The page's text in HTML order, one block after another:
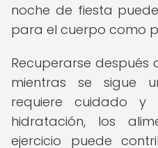
noche de fiesta
para el cuerpo como
Recuperarse después
mientras se sigue
requiere cuidado y
hidratación, los
ejercicio puede